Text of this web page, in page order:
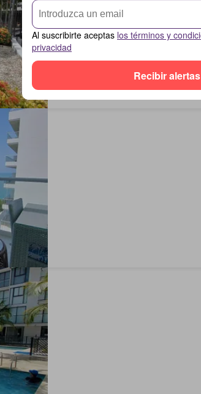
Al suscribirte aceptas los términos y
privacidad
Recibir alertas